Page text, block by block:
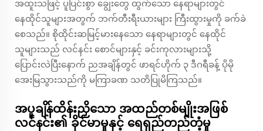
အထူးသဖြင့် ပူပြင်းစွာ ချွေးတွေ ထွက်သော နေရာများတွင်
နေထိုင်သူများအတွက် ဘက်တီးရီးယားများ ကြီးထွားမှုကို ခက်ခဲ
စေသည်။ စိုထိုင်းဆမြင့်မားနေသော နေရာများတွင် နေထိုင်
သူများသည် လင်နင်း စောင်များနှင့် ခင်းကုလားများသို့
ပြောင်းလဲပြီးနောက် ညအချိန်တွင် ဖာရင်ဟိုက် ၃ ဒီဂရီခန့် ပိုမို
အေးမြသွားသည်ကို မကြာခဏ သတိပြုမိကြသည်။
အပူချိန်ထိန်းညှိသော အထည်တစ်မျိုးအဖြစ်
လင်နင်း၏ ခိုင်မာမှုနှင့် ရေရှည်တည်တံ့မှု